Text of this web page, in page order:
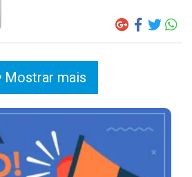
Mostrar mais